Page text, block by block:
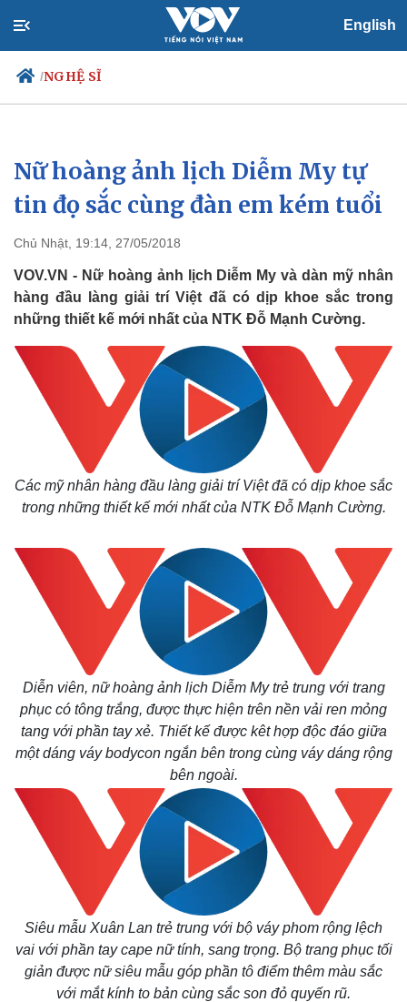
English
/NGHỆ SĨ
Chính trị
Đảng
Tổ chức nhân sự
Nhận diện sự thật
Xã hội
Dự báo thời tiết
Việc làm
Biển đảo
Nữ hoàng ảnh lịch Diễm My tự
tin đọ sắc cùng đàn em kém tuổi
Chủ Nhật, 19:14, 27/05/2018
VOV.VN - Nữ hoàng ảnh lịch Diễm My và dàn mỹ nhân
hàng đầu làng giải trí Việt đã có dịp khoe sắc trong
những thiết kế mới nhất của NTK Đỗ Mạnh Cường.
Các mỹ nhân hàng đầu làng giải trí Việt đã có dịp khoe sắc
trong những thiết kế mới nhất của NTK Đỗ Mạnh Cường.
Diễn viên, nữ hoàng ảnh lịch Diễm My trẻ trung với trang
phục có tông trắng, được thực hiện trên nền vải ren mỏng
tang với phần tay xẻ. Thiết kế được kêt hợp độc đáo giữa
một dáng váy bodycon ngắn bên trong cùng váy dáng rộng
bên ngoài.
Siêu mẫu Xuân Lan trẻ trung với bộ váy phom rộng lệch
vai với phần tay cape nữ tính, sang trọng. Bộ trang phục tối
giản được nữ siêu mẫu góp phần tô điểm thêm màu sắc
với mắt kính to bản cùng sắc son đỏ quyến rũ.